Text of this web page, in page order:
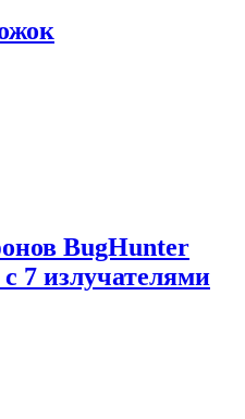
BugHunter
7 излучателями